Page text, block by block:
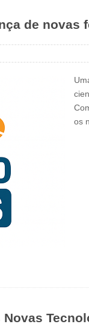
de
os